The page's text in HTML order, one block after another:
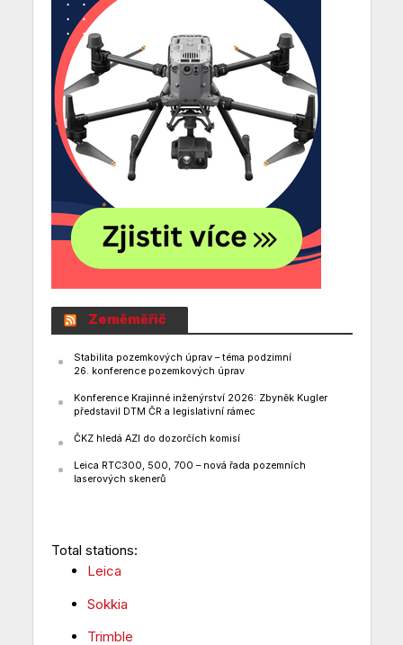
Zeměměřič
Stabilita pozemkových úprav – téma podzimní
26. konference pozemkových úprav
Konference Krajinné inženýrství 2026: Zbyněk Kugler
představil DTM ČR a legislativní rámec
ČKZ hledá AZI do dozorčích komisí
Leica RTC300, 500, 700 – nová řada pozemních
laserových skenerů
Total stations:
Leica
Sokkia
Trimble